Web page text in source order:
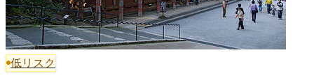
低リスク